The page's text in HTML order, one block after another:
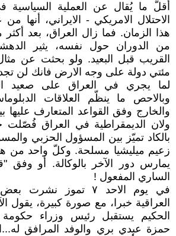
أقلُّ ما يُقال عن العملية
الاحتلال الامريكي - الايراني، أنها
هذا الزمان. فما زال العراق، بعد
من الدوران حول نفسه، يثير
القريب قبل البعيد. ولو بحثت عن
مئتي دولة على وجه الارض فانك لن تجد
لما يجري في العراق على صعيد
وبالاحص ما ينظّم العلاقات
والخارج وفق القواعد المتعارف عليها
ولان الديمقراطية في العراق فُصّلت
بالكاد تميّز بين المسؤول الحزبي
زعيم ميليشيا مسلحة. وكلّ واحد من
يمارس دور الآخر بالوكالة. أو وفق
الساري المفعول !
في يوم الاحد ٧ تموز
العراقية خبرا، مع صورة كبيرة، يقول
الحكيم يستقبل رئيس وزراء حكومة
حمزة عبدي بري والوفد المرافق